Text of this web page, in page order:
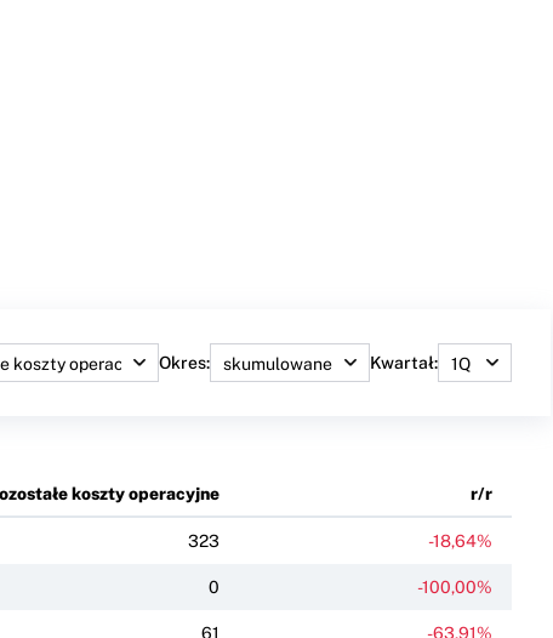
Okres: Kwartał:
koszty operacyjne r/r
323 -18,64%
0 -100,00%
61 -63,91%